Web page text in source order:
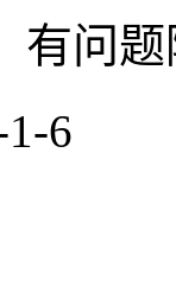
有问
6